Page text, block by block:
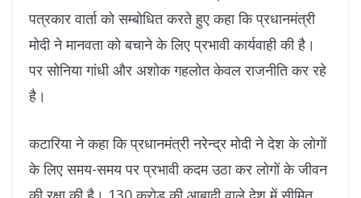
पत्रकार वार्ता को सम्बोधित करते हुए कहा कि प्रधानमंत्री
मोदी ने मानवता को बचाने के लिए प्रभावी कार्यवाही की है।
पर सोनिया गांधी और अशोक गहलोत केवल राजनीति कर रहे
है।
कटारिया ने कहा कि प्रधानमंत्री नरेन्द्र मोदी ने देश के लोगों
के लिए समय-समय पर प्रभावी कदम उठा कर लोगों के जीवन